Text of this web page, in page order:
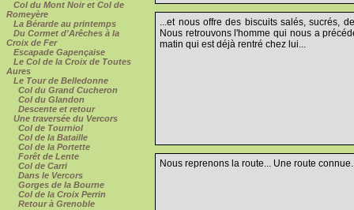
Col du Mont Noir et Col de
Romeyère
La Bérarde au printemps
Du Cormet d'Arêches à la
Croix de Fer
Escapade Gapençaise
Le Col de la Croix de Toutes
Aures
Le Tour de Belledonne
Col du Grand Cucheron
Col du Glandon
Descente et retour
Une traversée du Vercors
Col de Tourniol
Col de la Bataille
Col de la Portette
Forêt de Lente
Col de Carri
Dans le Vercors
Gorges de la Bourne
Col de la Croix Perrin
Retour à Grenoble
...et nous offre des biscuits salés, sucrés,
Nous retrouvons l'homme qui nous a
matin qui est déjà rentré chez lui...
Nous reprenons la route... Une route